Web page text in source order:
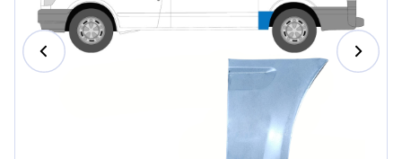
Hrvatski
Português
Slovenian